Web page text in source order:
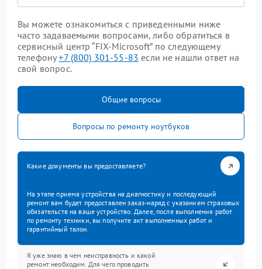
Вы можете ознакомиться с приведенными ниже
часто задаваемыми вопросами, либо обратиться в
сервисный центр “FIX-Microsoft” по следующему
телефону+7 (800) 301-55-83 если не нашли ответ на
свой вопрос.
Общие вопросы
Вопросы по ремонту ноутбуков
Какие документы вы предоставляете?
На этапе приема устройства на диагностику и последующий
ремонт вам будет предоставлен заказ-наряд с указанием страховых
обязательств на ваше устройство. Далее, после выполнения работ
по ремонту техники, вы получите акт выполненных работ и
гарантийный талон.
Я уже знаю в чем неисправность и какой
ремонт необходим. Для чего проводить